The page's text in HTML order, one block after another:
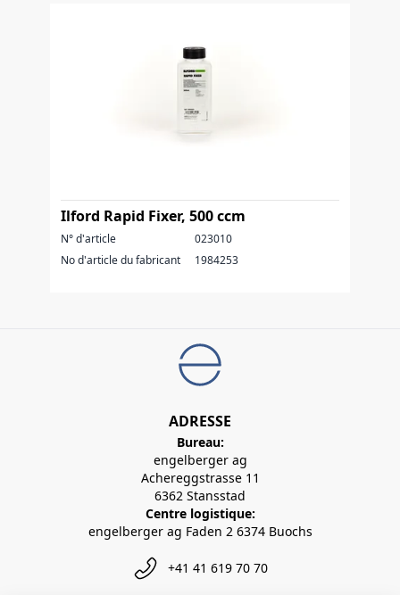
Ilford Rapid Fixer, 500 ccm
N° d'article
023010
No d'article du fabricant
1984253
ADRESSE
Bureau:
engelberger ag
Achereggstrasse 11
6362 Stansstad
Centre logistique:
engelberger ag Faden 2 6374 Buochs
+41 41 619 70 70